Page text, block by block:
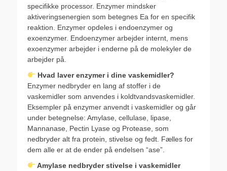
specifikke processor. Enzymer mindsker
aktiveringsenergien som betegnes Ea for en specifik
reaktion. Enzymer opdeles i endoenzymer og
exoenzymer. Endoenzymer arbejder internt, mens
exoenzymer arbejder i enderne på de molekyler de
arbejder på.
Hvad laver enzymer i dine vaskemidler?
Enzymer nedbryder en lang af stoffer i de
vaskemidler som anvendes i koldtvandsvaskemidler.
Eksempler på enzymer anvendt i vaskemidler og går
under betegnelse: Amylase, cellulase, lipase,
Mannanase, Pectin Lyase og Protease, som
nedbryder alt fra protein, stivelse og fedt. Fælles for
dem alle er at de ender på endelsen “ase”.
Amylase nedbryder stivelse i vaskemidler